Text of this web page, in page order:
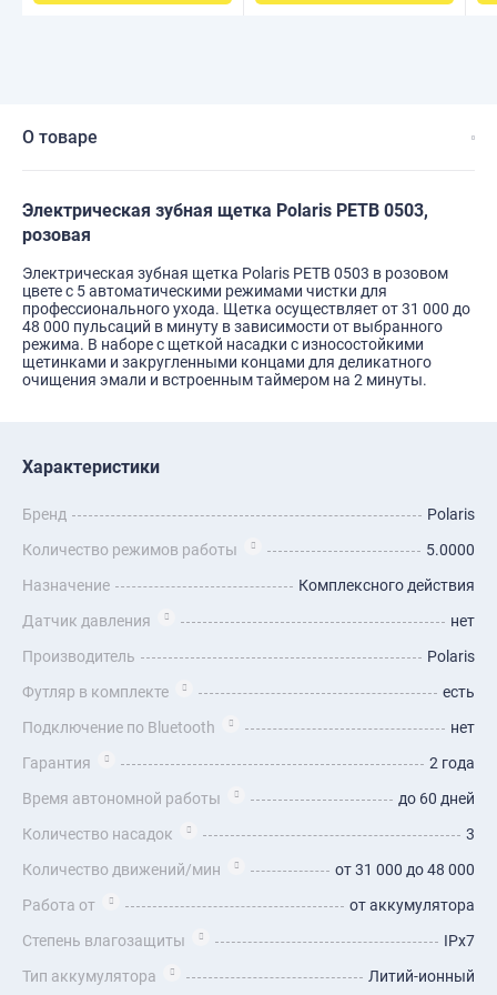
О товаре
Электрическая зубная щетка Polaris PETB 0503,
розовая
Электрическая зубная щетка Polaris PETB 0503 в розовом
цвете с 5 автоматическими режимами чистки для
профессионального ухода. Щетка осуществляет от 31 000 до
48 000 пульсаций в минуту в зависимости от выбранного
режима. В наборе с щеткой насадки с износостойкими
щетинками и закругленными концами для деликатного
очищения эмали и встроенным таймером на 2 минуты.
Характеристики
Бренд
Polaris
Количество режимов работы
5.0000
Назначение
Комплексного действия
Датчик давления
нет
Производитель
Polaris
Футляр в комплекте
есть
Подключение по Bluetooth
нет
Гарантия
2 года
Время автономной работы
до 60 дней
Количество насадок
3
Количество движений/мин
от 31 000 до 48 000
Работа от
от аккумулятора
Степень влагозащиты
IPx7
Тип аккумулятора
Литий-ионный